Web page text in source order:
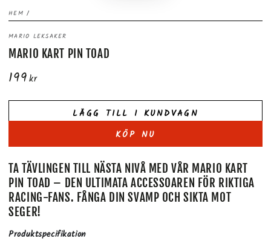
HEM /
MARIO LEKSAKER
MARIO KART PIN TOAD
Ordinarie
199kr
LÄGG TILL I KUNDVAGN
KÖP NU
TA TÄVLINGEN TILL NÄSTA NIVÅ MED VÅR MARIO KART
PIN TOAD – DEN ULTIMATA ACCESSOAREN FÖR RIKTIGA
RACING-FANS. FÅNGA DIN SVAMP OCH SIKTA MOT
SEGER!
Produktspecifikation